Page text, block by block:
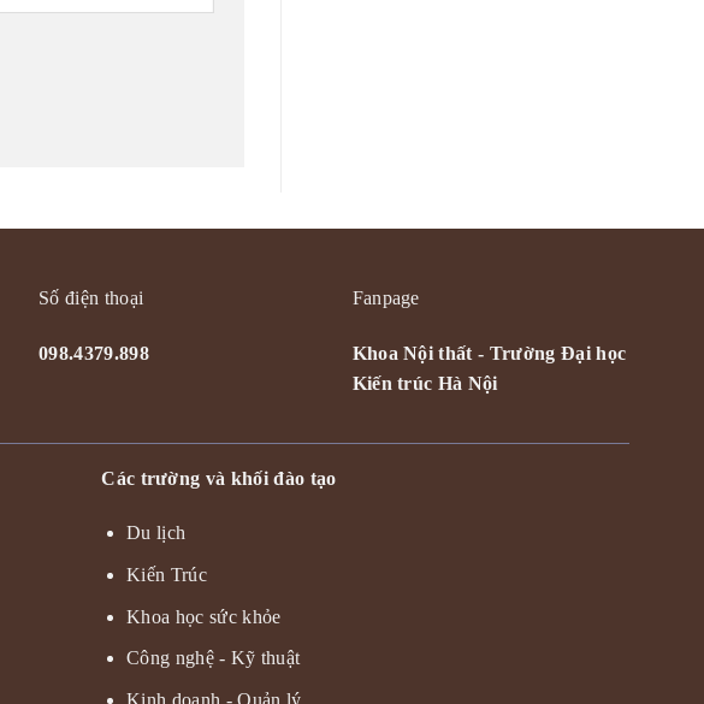
Số điện thoại
098.4379.898
Fanpage
Khoa Nội thất - Trường Đại học
Kiến trúc Hà Nội
Các trường và khối đào tạo
Du lịch
Kiến Trúc
Khoa học sức khỏe
Công nghệ - Kỹ thuật
Kinh doanh - Quản lý